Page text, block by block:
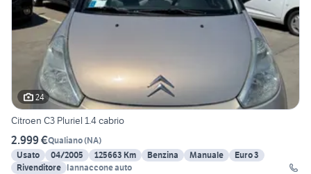
24
Citroen C3 Pluriel 1.4 cabrio
2.999 €Qualiano(NA)
Usato
04/2005 125663 Km Benzina Manuale
Euro 3
Rivenditore Iannaccone auto